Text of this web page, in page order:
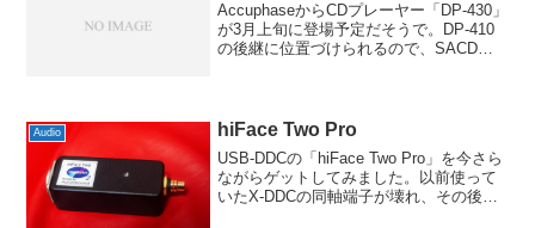
AccuphaseからCDプレーヤー「DP-430」
が3月上旬に登場予定だそうで。DP-410
の後継に位置づけられるので、SACD再
Audio hiFace Two Pro
USB-DDCの「hiFace Two Pro」を今さら
ながらゲットしてみました。以前使って
いたX-DDCの同軸端子が壊れ、その後に